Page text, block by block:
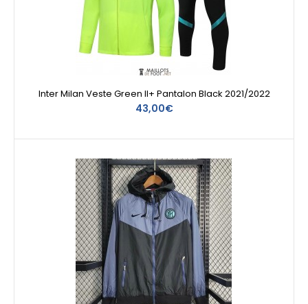
Inter Milan Veste Green II+ Pantalon Black 2021/2022
43,00€